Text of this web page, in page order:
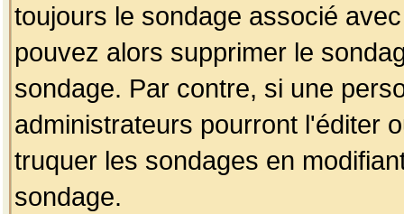
toujours le sondage associé
pouvez alors supprimer le
sondage. Par contre, si une
administrateurs pourront l'éditer
truquer les sondages en
sondage.